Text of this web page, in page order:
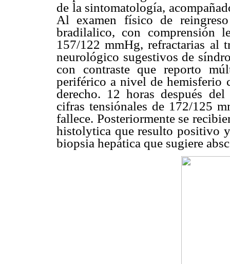
de la sintomatología,
Al examen físico de
bradilalico, con comprensión
157/122 mmHg, refractarias al
neurológico sugestivos de
con contraste que reporto
periférico a nivel de hemisferio
derecho. 12 horas después
cifras tensiónales de 172/125
fallece. Posteriormente se
histolytica que resulto positivo
biopsia hepática que sugiere